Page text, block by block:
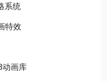
系统
特效
动画库